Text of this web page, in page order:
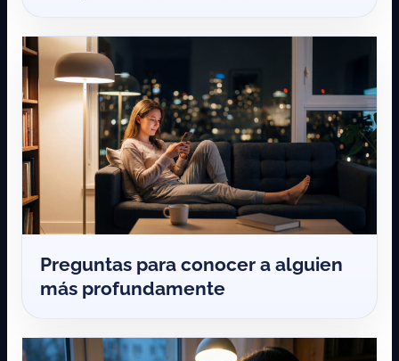
Preguntas para conocer a alguien
más profundamente